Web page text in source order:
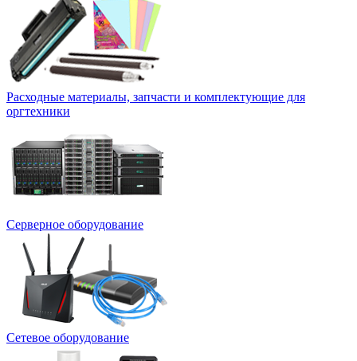
Расходные материалы, запчасти и комплектующие для
оргтехники
Серверное оборудование
Сетевое оборудование